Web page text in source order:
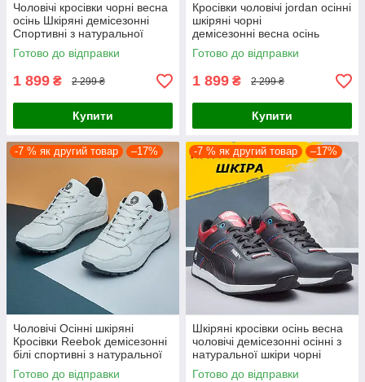
Чоловічі кросівки чорні весна
осінь Шкіряні демісезонні
Спортивні з натуральної
шкіри
Готово до відправки
1 899 ₴ 2 299 ₴
Купити
Кросівки чоловічі jordan осінні
шкіряні чорні
демісезонні весна осінь
Готово до відправки
1 899 ₴ 2 299 ₴
Купити
-7 % як другий товар –17%
Чоловічі Осінні шкіряні
Кросівки Reebok демісезонні
білі спортивні з натуральної
шкіри
Готово до відправки
-7 % як другий товар –17%
Шкіряні кросівки осінь весна
чоловічі демісезонні осінні з
натуральної шкіри чорні
Готово до відправки